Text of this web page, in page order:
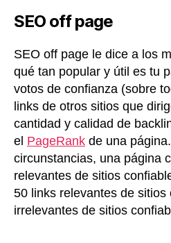
SEO off page
SEO off page le dice a los
qué tan popular y útil es tu
votos de confianza (sobre
links de otros sitios que
cantidad y calidad de
el PageRank de una
circunstancias, una página
relevantes de sitios
50 links relevantes de
irrelevantes de sitios